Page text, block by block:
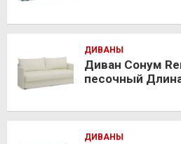
ДИВАНЫ
Диван Сонум
песочный
ДИВАНЫ